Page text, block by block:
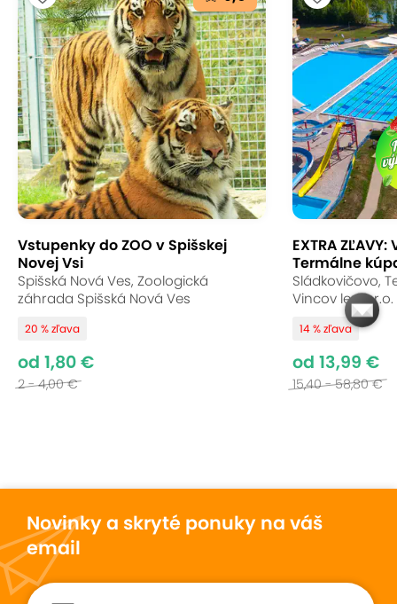
Vstupenky do ZOO v Spišskej
Novej Vsi
Spišská Nová Ves, Zoologická
záhrada Spišská Nová Ves
20 % zľava
od 1,80 €
2 - 4,00 €
EXTRA
Termálne
Sládkovičovo,
Vincov les, s.r.o.
14 % zľava
od 13,99 €
15,40 - 58,80 €
Novinky a skryté ponuky na váš
email